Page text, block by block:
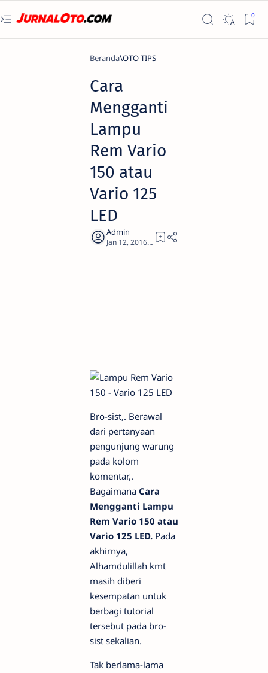
Beranda OTO TIPS
Cara
Mengganti
Lampu
Rem Vario
150 atau
Vario 125
LED
1
Bro-sist,. Berawal
dari pertanyaan
pengunjung warung
pada kolom
komentar,.
Bagaimana Cara
Mengganti Lampu
Rem Vario 150 atau
Vario 125 LED. Pada
akhirnya,
Alhamdulillah kmt
masih diberi
kesempatan untuk
berbagi tutorial
tersebut pada bro-
sist sekalian.
Tak berlama-lama